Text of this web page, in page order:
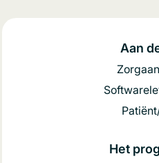
Aan
Het